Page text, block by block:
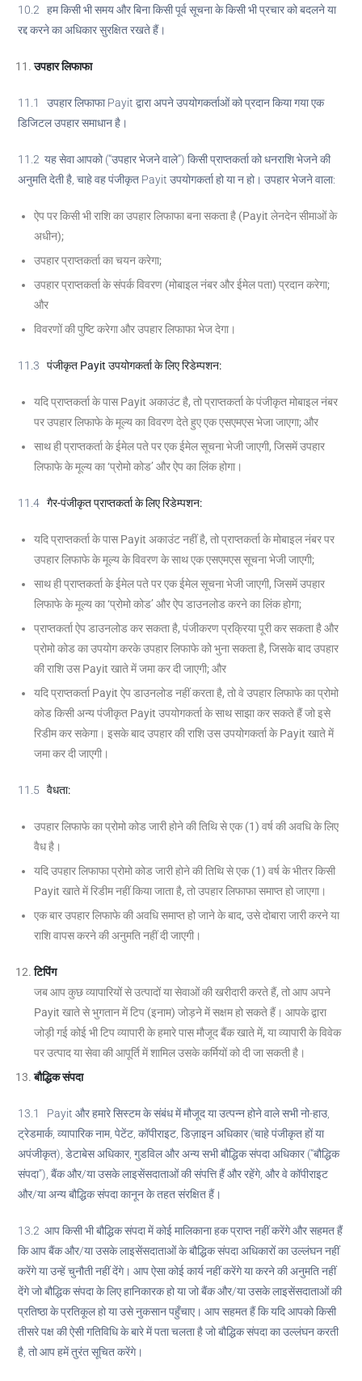
10.2 हम किसी भी समय और बिना किसी पूर्व सूचना के किसी भी प्रचार को बदलने या
रद्द करने का अधिकार सुरक्षित रखते हैं।
उपहार लिफाफा
11.1 उपहार लिफाफा Payit द्वारा अपने उपयोगकर्ताओं को प्रदान किया गया एक
डिजिटल उपहार समाधान है।
11.2 यह सेवा आपको (“उपहार भेजने वाले”) किसी प्राप्तकर्ता को धनराशि भेजने की
अनुमति देती है, चाहे वह पंजीकृत Payit उपयोगकर्ता हो या न हो। उपहार भेजने वाला:
ऐप पर किसी भी राशि का उपहार लिफाफा बना सकता है (Payit लेनदेन सीमाओं के
अधीन);
उपहार प्राप्तकर्ता का चयन करेगा;
उपहार प्राप्तकर्ता के संपर्क विवरण (मोबाइल नंबर और ईमेल पता) प्रदान करेगा;
और
विवरणों की पुष्टि करेगा और उपहार लिफाफा भेज देगा।
11.3 पंजीकृत Payit उपयोगकर्ता के लिए रिडेम्पशन:
यदि प्राप्तकर्ता के पास Payit अकाउंट है, तो प्राप्तकर्ता के पंजीकृत मोबाइल नंबर
पर उपहार लिफाफे के मूल्य का विवरण देते हुए एक एसएमएस भेजा जाएगा; और
साथ ही प्राप्तकर्ता के ईमेल पते पर एक ईमेल सूचना भेजी जाएगी, जिसमें उपहार
लिफाफे के मूल्य का ‘प्रोमो कोड’ और ऐप का लिंक होगा।
11.4 गैर-पंजीकृत प्राप्तकर्ता के लिए रिडेम्पशन:
यदि प्राप्तकर्ता के पास Payit अकाउंट नहीं है, तो प्राप्तकर्ता के मोबाइल नंबर पर
उपहार लिफाफे के मूल्य के विवरण के साथ एक एसएमएस सूचना भेजी जाएगी;
साथ ही प्राप्तकर्ता के ईमेल पते पर एक ईमेल सूचना भेजी जाएगी, जिसमें उपहार
लिफाफे के मूल्य का ‘प्रोमो कोड’ और ऐप डाउनलोड करने का लिंक होगा;
प्राप्तकर्ता ऐप डाउनलोड कर सकता है, पंजीकरण प्रक्रिया पूरी कर सकता है और
प्रोमो कोड का उपयोग करके उपहार लिफाफे को भुना सकता है, जिसके बाद उपहार
की राशि उस Payit खाते में जमा कर दी जाएगी; और
यदि प्राप्तकर्ता Payit ऐप डाउनलोड नहीं करता है, तो वे उपहार लिफाफे का प्रोमो
कोड किसी अन्य पंजीकृत Payit उपयोगकर्ता के साथ साझा कर सकते हैं जो इसे
रिडीम कर सकेगा। इसके बाद उपहार की राशि उस उपयोगकर्ता के Payit खाते में
जमा कर दी जाएगी।
11.5 वैधता:
उपहार लिफाफे का प्रोमो कोड जारी होने की तिथि से एक (1) वर्ष की अवधि के लिए
वैध है।
यदि उपहार लिफाफा प्रोमो कोड जारी होने की तिथि से एक (1) वर्ष के भीतर किसी
Payit खाते में रिडीम नहीं किया जाता है, तो उपहार लिफाफा समाप्त हो जाएगा।
एक बार उपहार लिफाफे की अवधि समाप्त हो जाने के बाद, उसे दोबारा जारी करने या
राशि वापस करने की अनुमति नहीं दी जाएगी।
टिपिंग
जब आप कुछ व्यापारियों से उत्पादों या सेवाओं की खरीदारी करते हैं, तो आप अपने
Payit खाते से भुगतान में टिप (इनाम) जोड़ने में सक्षम हो सकते हैं। आपके द्वारा
जोड़ी गई कोई भी टिप व्यापारी के हमारे पास मौजूद बैंक खाते में, या व्यापारी के विवेक
पर उत्पाद या सेवा की आपूर्ति में शामिल उसके कर्मियों को दी जा सकती है।
बौद्धिक संपदा
13.1 Payit और हमारे सिस्टम के संबंध में मौजूद या उत्पन्न होने वाले सभी नो-हाउ,
ट्रेडमार्क, व्यापारिक नाम, पेटेंट, कॉपीराइट, डिज़ाइन अधिकार (चाहे पंजीकृत हों या
अपंजीकृत), डेटाबेस अधिकार, गुडविल और अन्य सभी बौद्धिक संपदा अधिकार (“बौद्धिक
संपदा”), बैंक और/या उसके लाइसेंसदाताओं की संपत्ति हैं और रहेंगे, और वे कॉपीराइट
और/या अन्य बौद्धिक संपदा कानून के तहत संरक्षित हैं।
13.2 आप किसी भी बौद्धिक संपदा में कोई मालिकाना हक प्राप्त नहीं करेंगे और सहमत हैं
कि आप बैंक और/या उसके लाइसेंसदाताओं के बौद्धिक संपदा अधिकारों का उल्लंघन नहीं
करेंगे या उन्हें चुनौती नहीं देंगे। आप ऐसा कोई कार्य नहीं करेंगे या करने की अनुमति नहीं
देंगे जो बौद्धिक संपदा के लिए हानिकारक हो या जो बैंक और/या उसके लाइसेंसदाताओं की
प्रतिष्ठा के प्रतिकूल हो या उसे नुकसान पहुँचाए। आप सहमत हैं कि यदि आपको किसी
तीसरे पक्ष की ऐसी गतिविधि के बारे में पता चलता है जो बौद्धिक संपदा का उल्लंघन करती
है, तो आप हमें तुरंत सूचित करेंगे।